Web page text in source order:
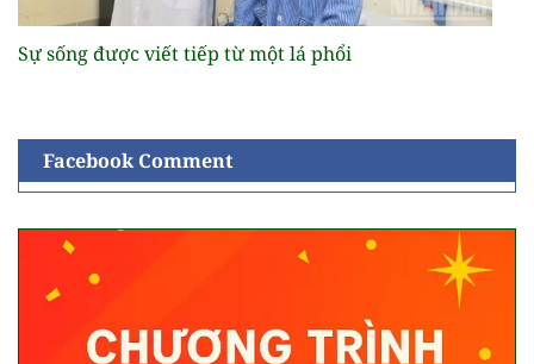
Sự sống được viết tiếp từ một lá phổi
Facebook Comment